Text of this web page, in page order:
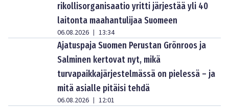
rikollisorganisaatio yritti järjestää yli 40
laitonta maahantulijaa Suomeen
06.08.2026 | 13:34
Ajatuspaja Suomen Perustan Grönroos ja
Salminen kertovat nyt, mikä
turvapaikkajärjestelmässä on pielessä – ja
mitä asialle pitäisi tehdä
06.08.2026 | 12:01